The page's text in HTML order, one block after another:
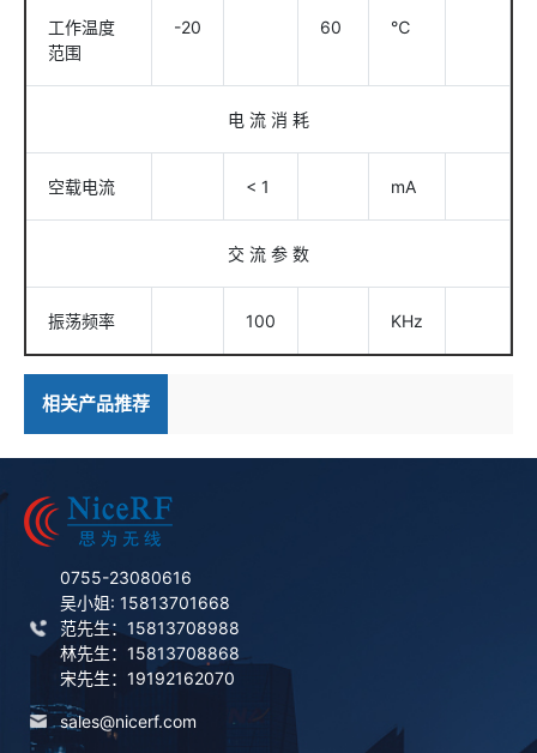
工作温度
范围
-20 60 ℃
电 流 消 耗
空载电流 < 1 mA
交 流 参 数
振荡频率 100 KHz
相关产品推荐
0755-23080616
吴小姐: 15813701668
范先生：15813708988
林先生：15813708868
宋先生：19192162070
sales@nicerf.com